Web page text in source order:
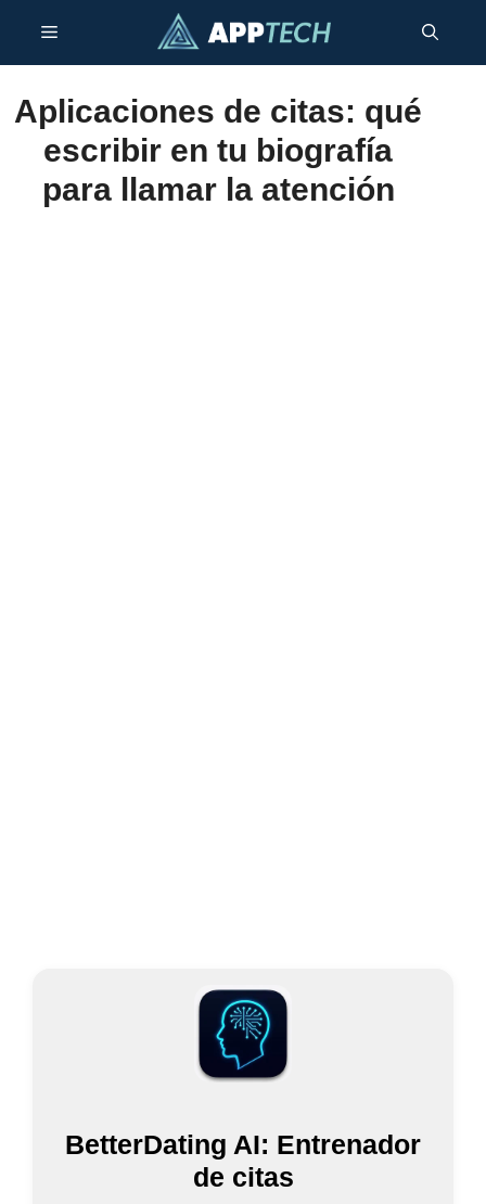
contenido
Menú
Aplicaciones de citas: qué
escribir en tu biografía
para llamar la atención
BetterDating AI: Entrenador
de citas